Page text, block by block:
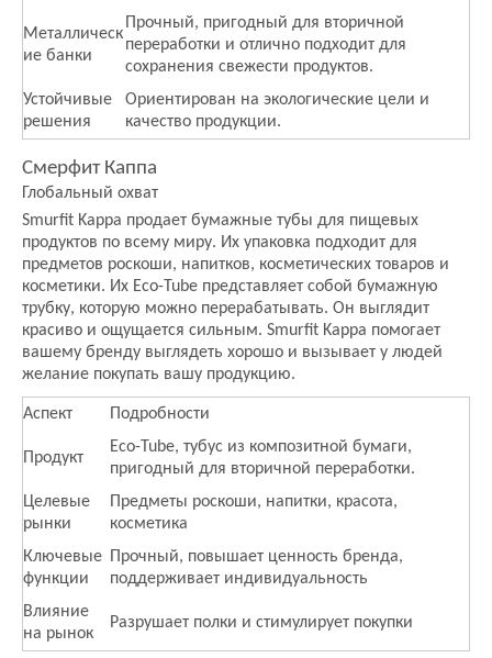
Металлическ
ие банки
Прочный, пригодный для вторичной
переработки и отлично подходит для
сохранения свежести продуктов.
Устойчивые
решения
Ориентирован на экологические цели и
качество продукции.
Смерфит Каппа
Глобальный охват
Smurfit Kappa продает бумажные тубы для пищевых
продуктов по всему миру. Их упаковка подходит для
предметов роскоши, напитков, косметических товаров и
косметики. Их Eco-Tube представляет собой бумажную
трубку, которую можно перерабатывать. Он выглядит
красиво и ощущается сильным. Smurfit Kappa помогает
вашему бренду выглядеть хорошо и вызывает у людей
желание покупать вашу продукцию.
Аспект Подробности
Продукт
Eco-Tube, тубус из композитной бумаги,
пригодный для вторичной переработки.
Целевые
рынки
Предметы роскоши, напитки, красота,
косметика
Ключевые
функции
Прочный, повышает ценность бренда,
поддерживает индивидуальность
Влияние
на рынок
Разрушает полки и стимулирует покупки